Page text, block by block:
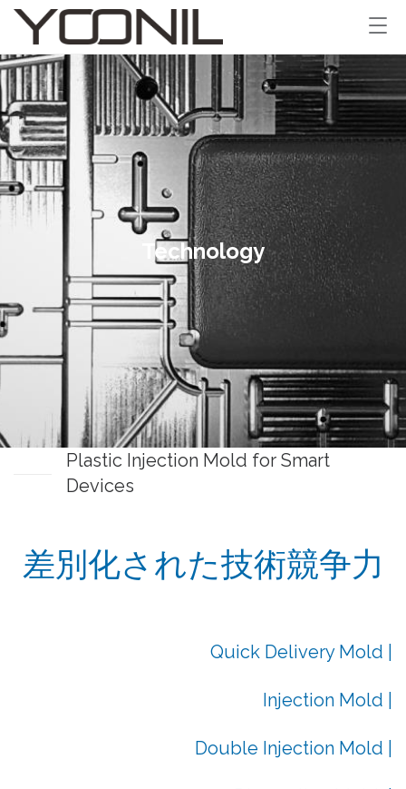
Technology
Plastic Injection Mold for Smart
Devices
差別化された技術競争力
Quick Delivery Mold |
Injection Mold |
Double Injection Mold |